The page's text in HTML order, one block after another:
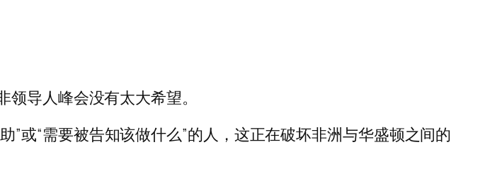
导人峰会没有太大希望。
或“需要被告知该做什么”的人，这正在破坏非洲与华盛顿之间的